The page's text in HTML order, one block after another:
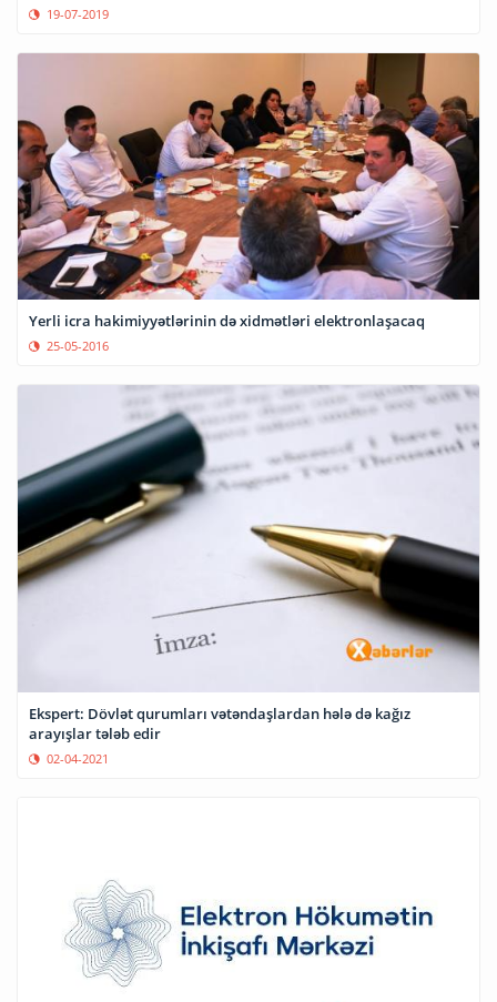
19-07-2019
Yerli icra hakimiyyətlərinin də xidmətləri elektronlaşacaq
25-05-2016
Ekspert: Dövlət qurumları vətəndaşlardan hələ də kağız
arayışlar tələb edir
02-04-2021